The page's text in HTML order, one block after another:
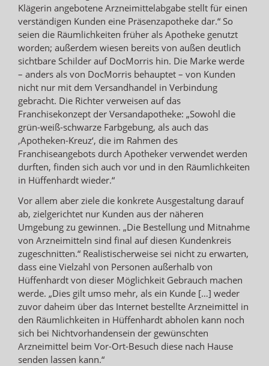
Klägerin angebotene Arzneimittelabgabe stellt für einen
verständigen Kunden eine Präsenzapotheke dar.“ So
seien die Räumlichkeiten früher als Apotheke genutzt
worden; außerdem wiesen bereits von außen deutlich
sichtbare Schilder auf DocMorris hin. Die Marke werde
– anders als von DocMorris behauptet – von Kunden
nicht nur mit dem Versandhandel in Verbindung
gebracht. Die Richter verweisen auf das
Franchisekonzept der Versandapotheke: „Sowohl die
grün-weiß-schwarze Farbgebung, als auch das
‚Apotheken-Kreuz‘, die im Rahmen des
Franchiseangebots durch Apotheker verwendet werden
durften, finden sich auch vor und in den Räumlichkeiten
in Hüffenhardt wieder.“
Vor allem aber ziele die konkrete Ausgestaltung darauf
ab, zielgerichtet nur Kunden aus der näheren
Umgebung zu gewinnen. „Die Bestellung und Mitnahme
von Arzneimitteln sind final auf diesen Kundenkreis
zugeschnitten.“ Realistischerweise sei nicht zu erwarten,
dass eine Vielzahl von Personen außerhalb von
Hüffenhardt von dieser Möglichkeit Gebrauch machen
werde. „Dies gilt umso mehr, als ein Kunde […] weder
zuvor daheim über das Internet bestellte Arzneimittel in
den Räumlichkeiten in Hüffenhardt abholen kann noch
sich bei Nichtvorhandensein der gewünschten
Arzneimittel beim Vor-Ort-Besuch diese nach Hause
senden lassen kann.“